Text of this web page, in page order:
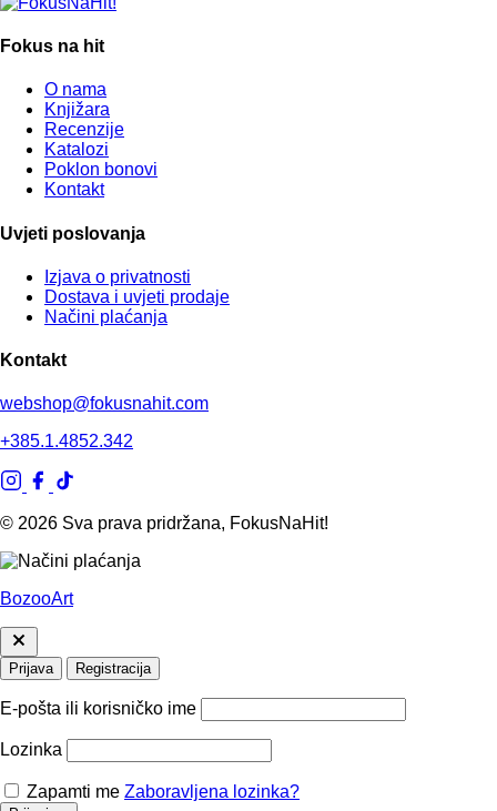
Fokus na hit
O nama
Knjižara
Recenzije
Katalozi
Poklon bonovi
Kontakt
Uvjeti poslovanja
Izjava o privatnosti
Dostava i uvjeti prodaje
Načini plaćanja
Kontakt
webshop@fokusnahit.com
+385.1.4852.342
© 2026 Sva prava pridržana, FokusNaHit!
BozooArt
Prijava Registracija
E-pošta ili korisničko ime
Lozinka
Zapamti me Zaboravljena lozinka?